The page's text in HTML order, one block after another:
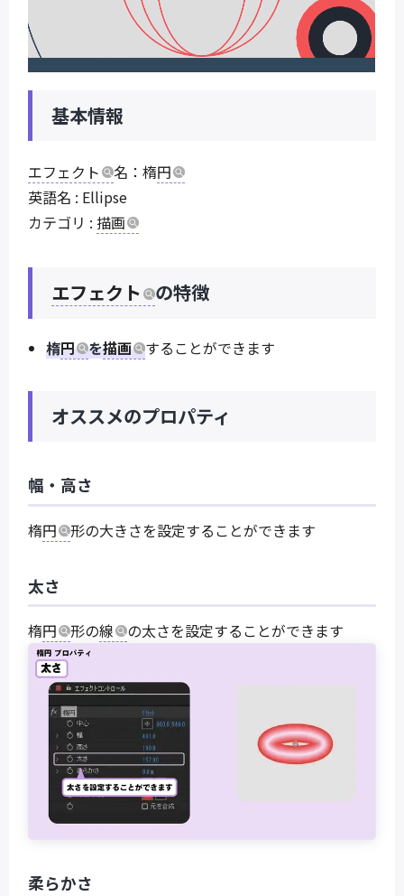
基本情報
エフェクト 名：楕円
英語名 : Ellipse
カテゴリ :描画
エフェクト の特徴
楕円 を描画 することができます
オススメのプロパティ
幅・高さ
楕円 形の大きさを設定することができます
太さ
楕円 形の線 の太さを設定することができます
柔らかさ